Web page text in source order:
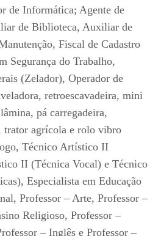
de Informática; Agente de
de Biblioteca, Auxiliar de
Fiscal de Cadastro
Segurança do Trabalho,
(Zelador), Operador de
retroescavadeira, mini
pá carregadeira,
trator agrícola e rolo vibro
Técnico Artístico II
II (Técnica Vocal) e Técnico
Especialista em Educação
Professor – Arte, Professor –
Religioso, Professor –
– Inglês e Professor –